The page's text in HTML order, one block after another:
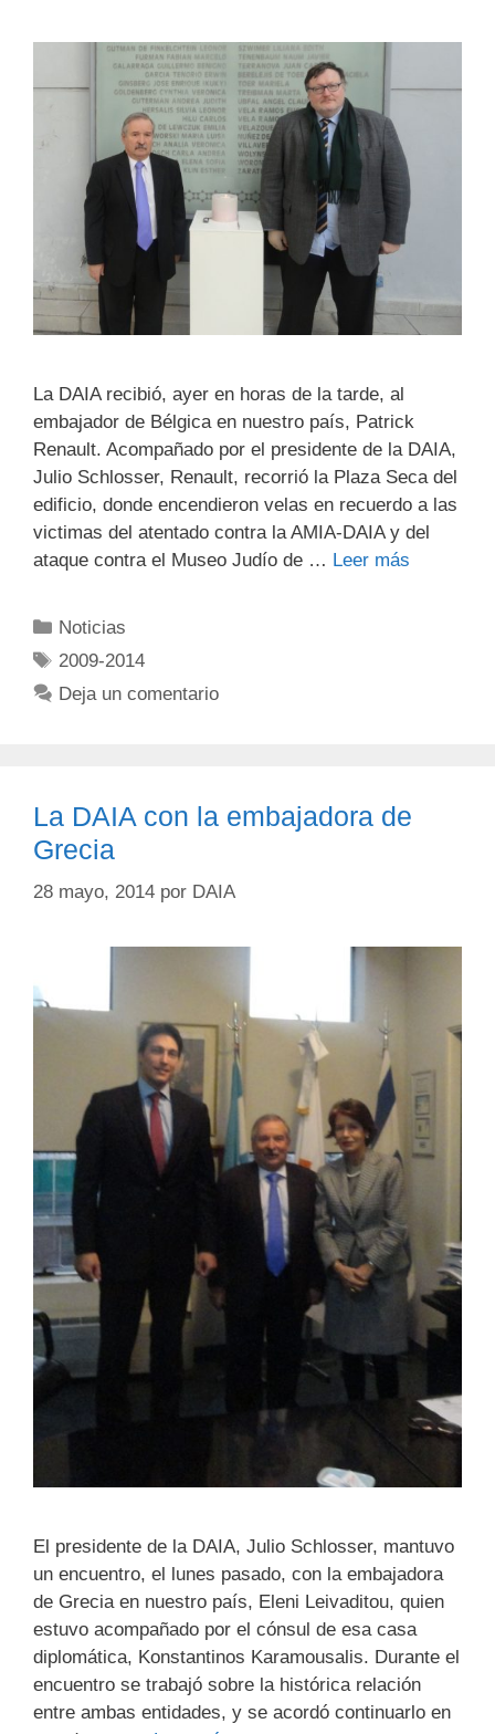
La DAIA recibió, ayer en horas de la tarde, al
embajador de Bélgica en nuestro país, Patrick
Renault. Acompañado por el presidente de la DAIA,
Julio Schlosser, Renault, recorrió la Plaza Seca del
edificio, donde encendieron velas en recuerdo a las
victimas del atentado contra la AMIA-DAIA y del
ataque contra el Museo Judío de … Leer más
Noticias
2009-2014
Deja un comentario
La DAIA con la embajadora de
Grecia
28 mayo, 2014 por DAIA
El presidente de la DAIA, Julio Schlosser, mantuvo
un encuentro, el lunes pasado, con la embajadora
de Grecia en nuestro país, Eleni Leivaditou, quien
estuvo acompañado por el cónsul de esa casa
diplomática, Konstantinos Karamousalis. Durante el
encuentro se trabajó sobre la histórica relación
entre ambas entidades, y se acordó continuarlo en